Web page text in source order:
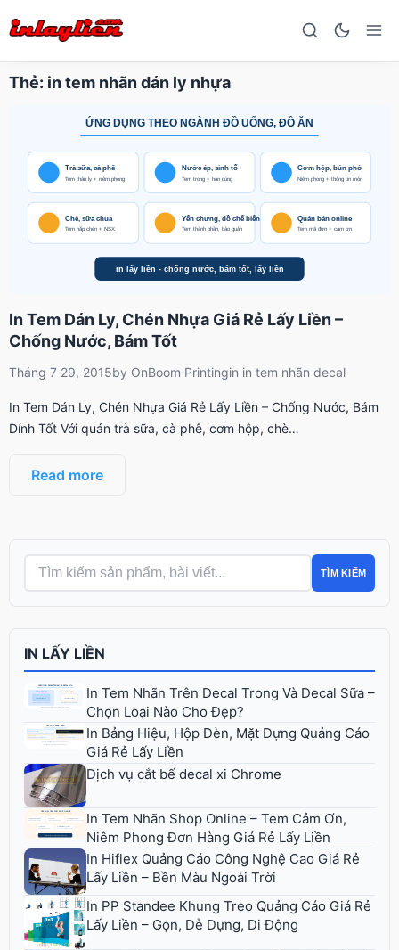
Thẻ: in tem nhãn dán ly nhựa
In Tem Dán Ly, Chén Nhựa Giá Rẻ Lấy Liền –
Chống Nước, Bám Tốt
Tháng 7 29, 2015by OnBoom Printingin in tem nhãn decal
In Tem Dán Ly, Chén Nhựa Giá Rẻ Lấy Liền – Chống Nước, Bám
Dính Tốt Với quán trà sữa, cà phê, cơm hộp, chè…
Read more
TÌM KIẾM
IN LẤY LIỀN
In Tem Nhãn Trên Decal Trong Và Decal Sữa –
Chọn Loại Nào Cho Đẹp?
In Bảng Hiệu, Hộp Đèn, Mặt Dựng Quảng Cáo
Giá Rẻ Lấy Liền
Dịch vụ cắt bế decal xi Chrome
In Tem Nhãn Shop Online – Tem Cảm Ơn,
Niêm Phong Đơn Hàng Giá Rẻ Lấy Liền
In Hiflex Quảng Cáo Công Nghệ Cao Giá Rẻ
Lấy Liền – Bền Màu Ngoài Trời
In PP Standee Khung Treo Quảng Cáo Giá Rẻ
Lấy Liền – Gọn, Dễ Dựng, Di Động